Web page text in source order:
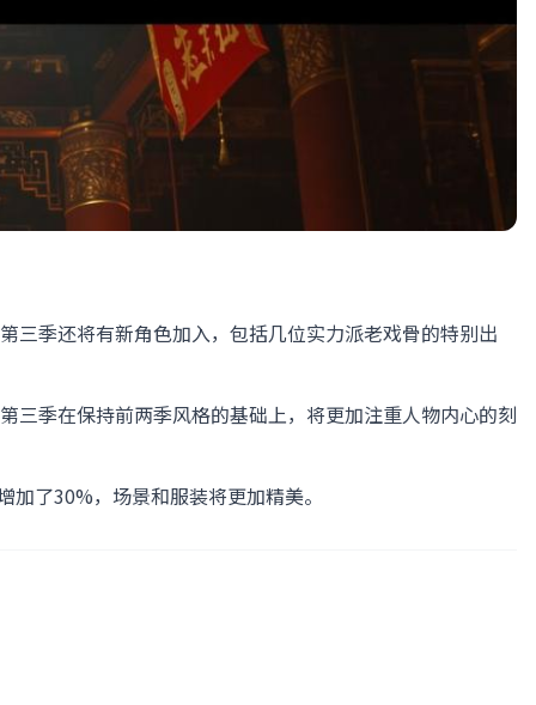
三季还将有新角色加入，包括几位实力派老戏骨的特别出
三季在保持前两季风格的基础上，将更加注重人物内心的刻
了30%，场景和服装将更加精美。